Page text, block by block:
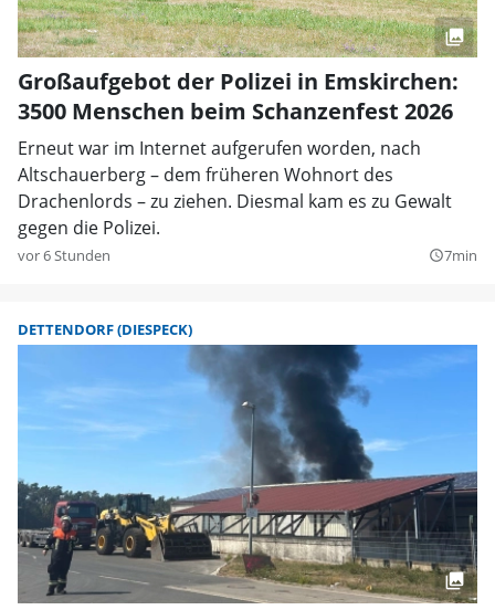
Großaufgebot der Polizei in Emskirchen:
3500 Menschen beim Schanzenfest 2026
Erneut war im Internet aufgerufen worden, nach
Altschauerberg – dem früheren Wohnort des
Drachenlords – zu ziehen. Diesmal kam es zu Gewalt
gegen die Polizei.
vor 6 Stunden query_builder7min
DETTENDORF (DIESPECK)